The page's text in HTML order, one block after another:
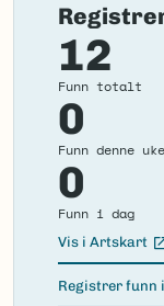
12
Funn totalt
0
Funn denne
0
Funn i dag
Vis i Artskart
(Ekstern lenke)
Registrer funn
(Ekstern lenke)